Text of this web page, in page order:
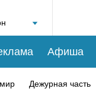
Афиша
Дежурная часть